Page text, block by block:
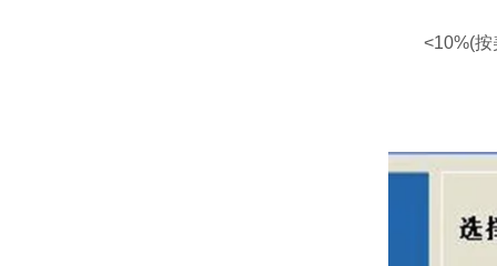
<10%(按